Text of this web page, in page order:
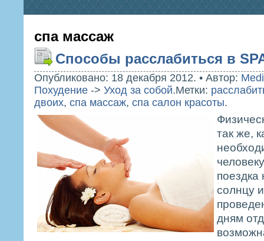
спа массаж
Способы расслабиться в
Опубликовано: 18 декабря 2012. • Автор:
Похудение -> Уход за собой.Метки:
двоих, спа массаж, спа салон красоты.
так же,
поездка
солнцу
дням